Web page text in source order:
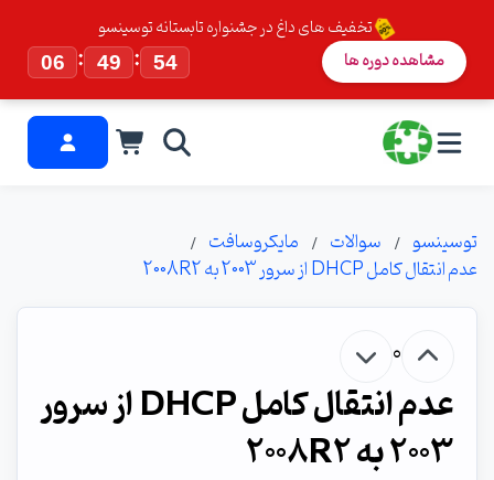
تخفیف های داغ در جشنواره تابستانه توسینسو
06
: 49 : 54 مشاهده دوره ها
توسینسو سوالات
مایکروسافت
عدم انتقال کامل DHCP از سرور 2003 به 2008R2
0
عدم انتقال کامل DHCP از سرور
2003 به 2008R2